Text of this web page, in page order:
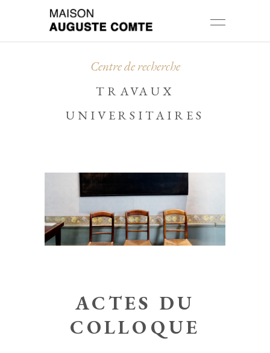
Centre de recherche
TRAVAUX
UNIVERSITAIRES
ACTES DU
COLLOQUE